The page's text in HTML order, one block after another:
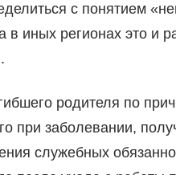
с понятием
в иных регионах это и
родителя по
при заболевании,
служебных